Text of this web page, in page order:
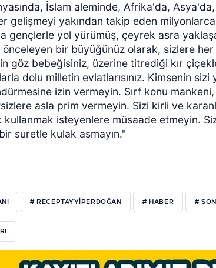
İslam aleminde, Afrika'da,
gelişmeyi yakından takip eden
gençlerle yol yürümüş, çeyrek asra
bir büyüğünüz olarak, sizlere
göz bebeğisiniz, üzerine titrediği kır
dolu milletin evlatlarısınız. Kimsenin
izin vermeyin. Sırf konu
asla prim vermeyin. Sizi kirli ve
kullanmak isteyenlere müsaade etmeyin.
suretle kulak asmayın."
# RECEPTAYYIPERDOĞAN # HABER #